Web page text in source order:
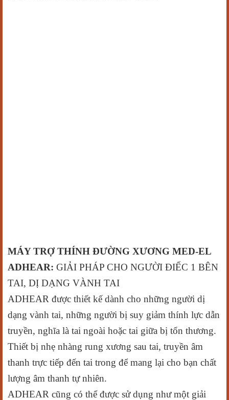
MÁY TRỢ THÍNH ĐƯỜNG XƯƠNG MED-EL
ADHEAR: GIẢI PHÁP CHO NGƯỜI ĐIẾC 1 BÊN
TAI, DỊ DẠNG VÀNH TAI
ADHEAR được thiết kế dành cho những người dị
dạng vành tai, những người bị suy giảm thính lực dẫn
truyền, nghĩa là tai ngoài hoặc tai giữa bị tổn thương.
Thiết bị nhẹ nhàng rung xương sau tai, truyền âm
thanh trực tiếp đến tai trong để mang lại cho bạn chất
lượng âm thanh tự nhiên.
ADHEAR cũng có thể được sử dụng như một giải